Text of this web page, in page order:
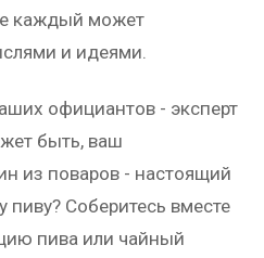
каждый может
и идеями.
официантов - эксперт
быть, ваш
из поваров - настоящий
пиву? Соберитесь вместе
пива или чайный